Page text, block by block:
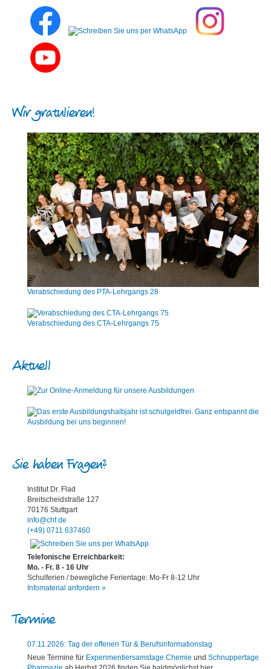
Wir gratulieren!
Verabschiedung des PTA-Lehrgangs 28
Verabschiedung des CTA-Lehrgangs 75
Aktuell
Sie haben Fragen?
Institut Dr. Flad
Breitscheidstraße 127
70176 Stuttgart
info@chf.de
(+49) 0711 637460
Telefonische Erreichbarkeit:
Mo. - Fr. 8 - 16 Uhr
Schulferien / bewegliche Ferientage: Mo-Fr 8-12 Uhr
Infomaterial anfordern »
Termine
07.11.2026: Tag der offenen Tür & Berufsinformationstag
Neue Termine für Experimentiersamstage Chemie und Schnuppertage